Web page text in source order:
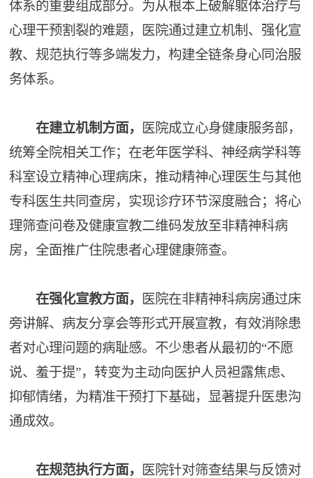
体系的重要组成部分。为从根本上破解躯体治疗与
心理干预割裂的难题，医院通过建立机制、强化宣
教、规范执行等多端发力，构建全链条身心同治服
务体系。
在建立机制方面，
医院成立心身健康服务部，
统筹全院相关工作；在老年医学科、神经病学科等
科室设立精神心理病床，推动精神心理医生与其他
专科医生共同查房，实现诊疗环节深度融合；将心
理筛查问卷及健康宣教二维码发放至非精神科病
房，全面推广住院患者心理健康筛查。
在强化宣教方面，
医院在非精神科病房通过床
旁讲解、病友分享会等形式开展宣教，有效消除患
者对心理问题的病耻感。不少患者从最初的“不愿
说、羞于提”，转变为主动向医护人员袒露焦虑、
抑郁情绪，为精准干预打下基础，显著提升医患沟
通成效。
在规范执行方面，
医院针对筛查结果与反馈对